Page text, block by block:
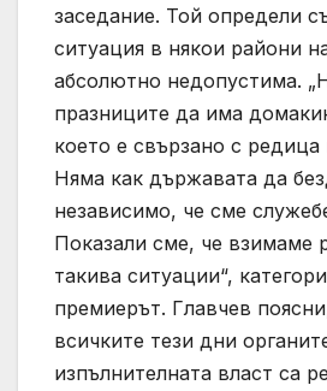
заседание. Той определи
ситуация в някои райони
абсолютно недопустима.
празниците да има
което е свързано с редица
Няма как държавата да
независимо, че сме
Показали сме, че взимаме
такива ситуации“,
премиерът. Главчев
всичките тези дни
изпълнителната власт са